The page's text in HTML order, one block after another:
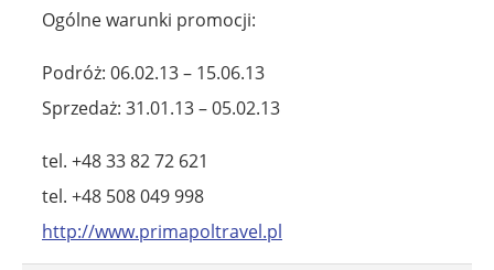
Ogólne warunki promocji:
Podróż: 06.02.13 – 15.06.13
Sprzedaż: 31.01.13 – 05.02.13
tel. +48 33 82 72 621
tel. +48 508 049 998
http://www.primapoltravel.pl